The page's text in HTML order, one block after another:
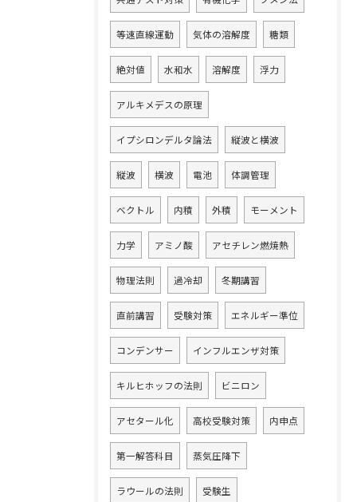
等速直線運動 気体の溶解度 糖類
絶対値 水和水 溶解度 浮力
アルキメデスの原理
イプシロンデルタ論法 縦波と横波
縦波 横波 電池 体調管理
ベクトル 内積 外積 モーメント
力学 アミノ酸 アセチレン燃焼熱
物理法則 過冷却 冬期講習
直前講習 受験対策 エネルギー準位
コンデンサー インフルエンザ対策
キルヒホッフの法則 ビニロン
アセタール化 高校受験対策 内申点
第一解答科目 蒸気圧降下
ラウールの法則 受験生